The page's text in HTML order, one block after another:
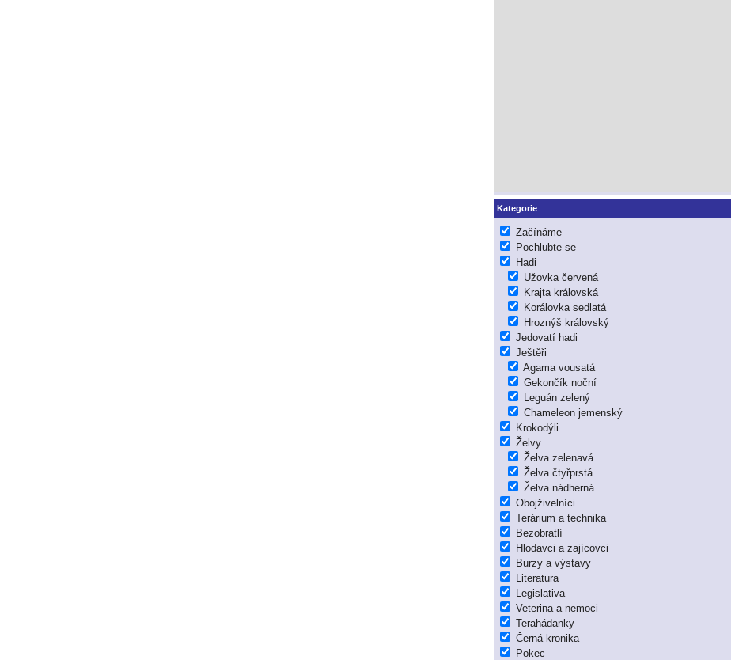
Kategorie
Začínáme
Pochlubte se
Hadi
Užovka červená
Krajta královská
Korálovka sedlatá
Hroznýš královský
Jedovatí hadi
Ještěři
Agama vousatá
Gekončík noční
Leguán zelený
Chameleon jemenský
Krokodýli
Želvy
Želva zelenavá
Želva čtyřprstá
Želva nádherná
Obojživelníci
Terárium a technika
Bezobratlí
Hlodavci a zajícovci
Burzy a výstavy
Literatura
Legislativa
Veterina a nemoci
Terahádanky
Černá kronika
Pokec